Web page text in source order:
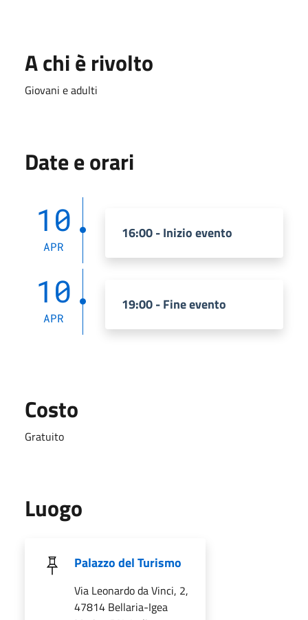
A chi è rivolto
Giovani e adulti
Date e orari
10
APR
16:00 - Inizio evento
10
APR
19:00 - Fine evento
Costo
Gratuito
Luogo
Palazzo del Turismo
Via Leonardo da Vinci, 2,
47814 Bellaria-Igea